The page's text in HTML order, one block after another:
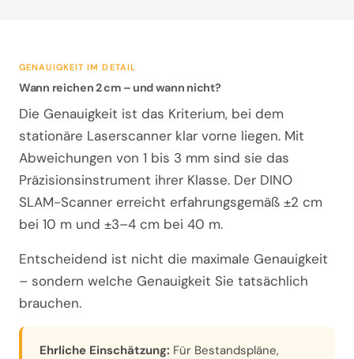
GENAUIGKEIT IM DETAIL
Wann reichen 2 cm – und wann nicht?
Die Genauigkeit ist das Kriterium, bei dem
stationäre Laserscanner klar vorne liegen. Mit
Abweichungen von 1 bis 3 mm sind sie das
Präzisionsinstrument ihrer Klasse. Der DINO
SLAM-Scanner erreicht erfahrungsgemäß ±2 cm
bei 10 m und ±3–4 cm bei 40 m.
Entscheidend ist nicht die maximale Genauigkeit
– sondern welche Genauigkeit Sie tatsächlich
brauchen.
Ehrliche Einschätzung: Für Bestandspläne,